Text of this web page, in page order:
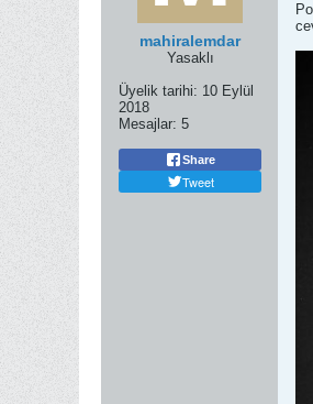
mahiralemdar
Yasaklı
Üyelik tarihi: 10 Eylül
2018
Mesajlar: 5
Share
Tweet